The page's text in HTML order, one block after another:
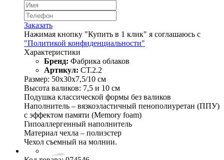
Заказать
Нажимая кнопку "Купить в 1 клик" я соглашаюсь с
"Политикой конфиденциальности"
Характеристики
Бренд: Фабрика облаков
Артикул: СТ.2.2
Размер: 50х30х7,5/10 см
Высота валиков: 7,5 и 10 см
Подушка классической формы без валиков
Наполнитель – вязкоэластичный пенополиуретан (ППУ)
с эффектом памяти (Memory foam)
Гипоаллергенный наполнитель
Материал чехла – полиэстер
Чехол съемный на молнии.